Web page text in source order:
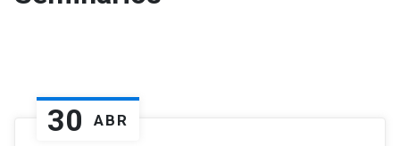
30 ABR